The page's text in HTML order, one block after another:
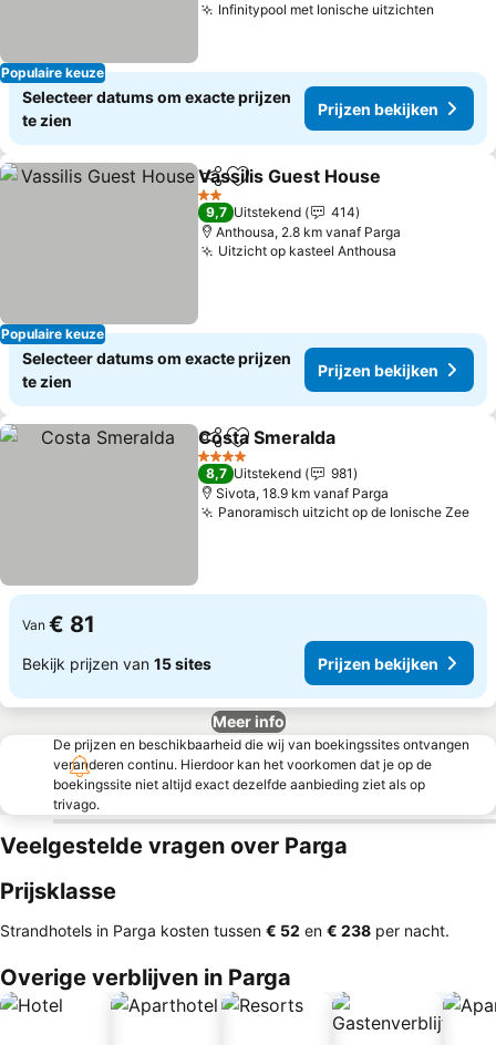
Populaire keuze
Infinitypool met Ionische uitzichten
Selecteer datums om exacte prijzen
te zien
Prijzen bekijken
Populaire keuze
DelenToevoegen aan favorieten
Vassilis Guest House
2 Sterren
9,7 Uitstekend
414
Anthousa, 2.8 km vanaf Parga
Uitzicht op kasteel Anthousa
Selecteer datums om exacte prijzen
te zien
Prijzen bekijken
DelenToevoegen aan favorieten
Costa Smeralda
4 Sterren
8,7 Uitstekend
981
Sivota, 18.9 km vanaf Parga
Panoramisch uitzicht op de Ionische Zee
Van € 81
Bekijk prijzen van 15 sites Prijzen bekijken
Meer info
De prijzen en beschikbaarheid die wij van boekingssites ontvangen
veranderen continu. Hierdoor kan het voorkomen dat je op de
boekingssite niet altijd exact dezelfde aanbieding ziet als op
trivago.
Veelgestelde vragen over Parga
Prijsklasse
Strandhotels in Parga kosten tussen ‎€ 52 en ‎€ 238 per nacht.
Overige verblijven in Parga